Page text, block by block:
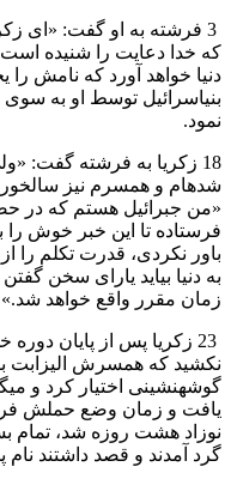
3 فرشته به او گفت: «ای
كه خدا دعايت را شنيده
بنیاسرائيل توسط او به
نمود.
18 زكريا به فرشته گفت:
«من جبرائيل هستم كه در
باور نكردی، قدرت تكلم را
به دنیا بيايد يارای سخن
زمان مقرر واقع خواهد شد.»
نكشيد كه همسرش اليزابت
نوزاد هشت روزه شد، تمام
گرد آمدند و قصد داشتند نام